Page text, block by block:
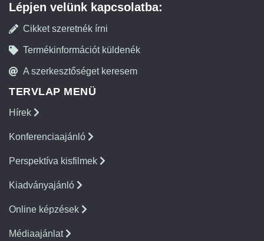
Lépjen velünk kapcsolatba:
Cikket szeretnék írni
Termékinformációt küldenék
A szerkesztőséget keresem
TERVLAP MENÜ
Hírek
Konferenciaajánló
Perspektíva kisfilmek
Kiadványajánló
Online képzések
Médiaajánlat